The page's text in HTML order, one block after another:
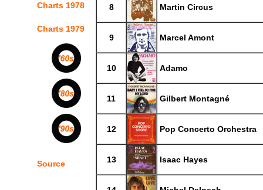
Charts 1978
Charts 1979
Source
8 Martin Circus
9 Marcel Amont
10 Adamo
11 Gilbert Montagné
12 Pop Concerto Orchestra
13 Isaac Hayes